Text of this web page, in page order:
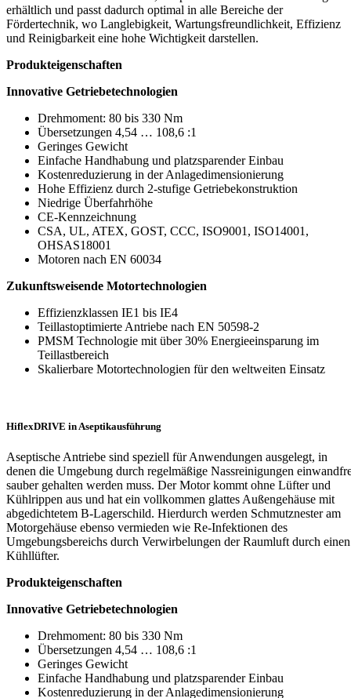
erhältlich und passt dadurch optimal in alle Bereiche der
Fördertechnik, wo Langlebigkeit, Wartungsfreundlichkeit, Effizienz
und Reinigbarkeit eine hohe Wichtigkeit darstellen.
Produkteigenschaften
Innovative Getriebetechnologien
Drehmoment: 80 bis 330 Nm
Übersetzungen 4,54 … 108,6 :1
Geringes Gewicht
Einfache Handhabung und platzsparender Einbau
Kostenreduzierung in der Anlagedimensionierung
Hohe Effizienz durch 2-stufige Getriebekonstruktion
Niedrige Überfahrhöhe
CE-Kennzeichnung
CSA, UL, ATEX, GOST, CCC, ISO9001, ISO14001,
OHSAS18001
Motoren nach EN 60034
Zukunftsweisende Motortechnologien
Effizienzklassen IE1 bis IE4
Teillastoptimierte Antriebe nach EN 50598-2
PMSM Technologie mit über 30% Energieeinsparung im
Teillastbereich
Skalierbare Motortechnologien für den weltweiten Einsatz
HiflexDRIVE in Aseptikausführung
Aseptische Antriebe sind speziell für Anwendungen ausgelegt, in
denen die Umgebung durch regelmäßige Nassreinigungen
sauber gehalten werden muss. Der Motor kommt ohne Lüfter und
Kühlrippen aus und hat ein vollkommen glattes Außengehäuse mit
abgedichtetem B-Lagerschild. Hierdurch werden Schmutznester am
Motorgehäuse ebenso vermieden wie Re-Infektionen des
Umgebungsbereichs durch Verwirbelungen der Raumluft durch einen
Kühllüfter.
Produkteigenschaften
Innovative Getriebetechnologien
Drehmoment: 80 bis 330 Nm
Übersetzungen 4,54 … 108,6 :1
Geringes Gewicht
Einfache Handhabung und platzsparender Einbau
Kostenreduzierung in der Anlagedimensionierung